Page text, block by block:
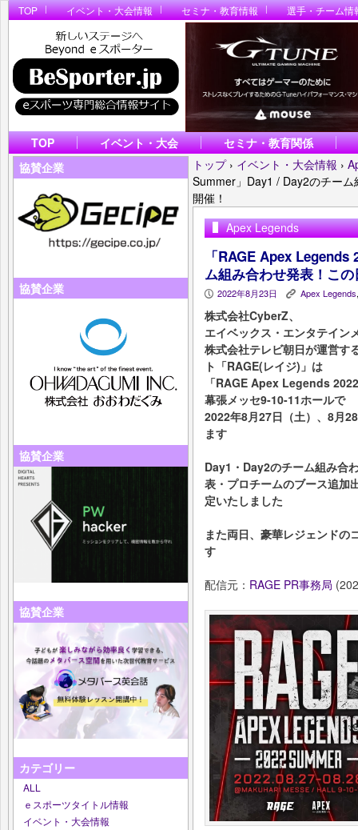
TOP イベント・大会情報 セミナ・教育情報 選手・チーム情
TOP イベント・大会
セミナ・教育関係
協賛企業
協賛企業
協賛企業
協賛企業
カテゴリー
ALL
ｅスポーツタイトル情報
イベント・大会情報
トップ › イベント・大会情報 ›
Summer」Day1 / Day2のチー
開催！
Apex Legends
「RAGE Apex
ム組み合わせ発表！こ
P 2022年8月23日 K Apex Legends
株式会社CyberZ、
エイベックス・エンタテイン
株式会社テレビ朝日が運営す
ト「RAGE(レイジ)」は
「RAGE Apex Legends
幕張メッセ9-10-11ホールで
2022年8月27日（土）、8月
ます
Day1・Day2のチーム組み合
表・プロチームのブース追加
定いたしました
また両日、豪華レジェンドの
す
配信元： RAGE PR事務局